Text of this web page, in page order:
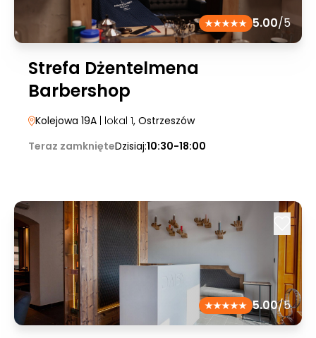
5.00/5
Strefa Dżentelmena
Barbershop
Kolejowa 19A | lokal 1, Ostrzeszów
Teraz zamknięteDzisiaj:10:30-18:00
5.00/5